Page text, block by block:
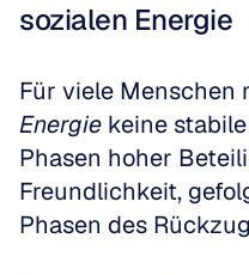
sozialen Energie
Für viele Menschen
Energie keine
Phasen hoher
Freundlichkeit,
Phasen des